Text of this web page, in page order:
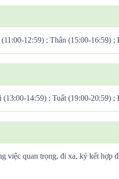
12:59) ; Thân (15:00-16:59) ;
14:59) ; Tuất (19:00-20:59) ;
việc quan trọng, đi xa, ký kết hợp